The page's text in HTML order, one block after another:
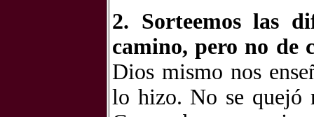
2. Sorteemos las
camino, pero no de
Dios mismo nos
lo hizo. No se quejó